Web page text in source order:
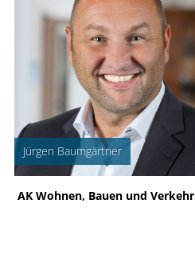
Jürgen Baumgärtner
AK Wohnen, Bauen und Verkehr